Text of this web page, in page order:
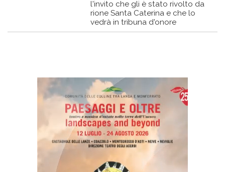
l'invito che gli è stato rivolto da
rione Santa Caterina e che lo
vedrà in tribuna d'onore